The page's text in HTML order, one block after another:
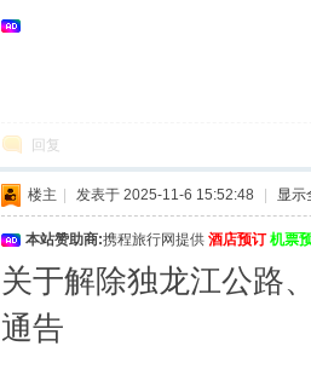
回复
楼主 发表于 2025-11-6 15:52:48 显示
本站赞助商:携程旅行网提供 酒店预订 机票
关于解除独龙江公路
通告